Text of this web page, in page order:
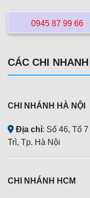
0945 87 99 66
CÁC CHI NHANH
CHI NHÁNH HÀ NỘI
Địa chỉ: Số 46, Tổ
Trì, Tp. Hà Nội
CHI NHÁNH HCM